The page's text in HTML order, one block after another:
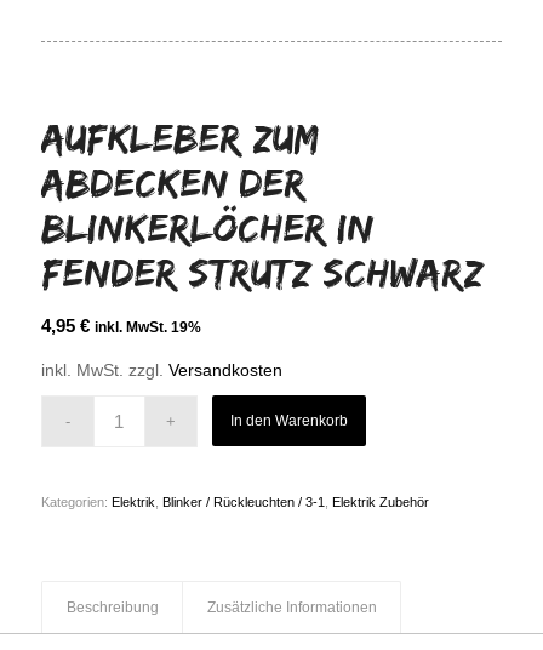
Aufkleber zum
Abdecken der
Blinkerlöcher in
Fender Strutz schwarz
4,95 € inkl. MwSt. 19%
inkl. MwSt. zzgl. Versandkosten
In den Warenkorb
Kategorien: Elektrik Blinker / Rückleuchten / 3-1 Elektrik Zubehör
Beschreibung Zusätzliche Informationen